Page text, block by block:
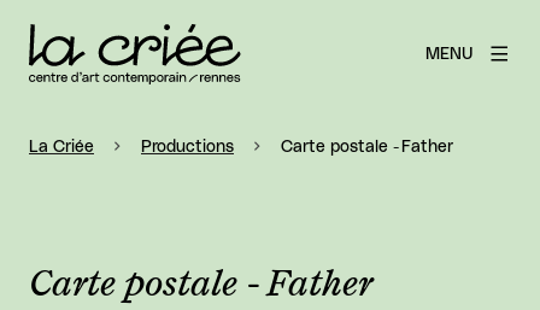
MENU
La Criée Productions Carte postale - Father
Carte postale - Father